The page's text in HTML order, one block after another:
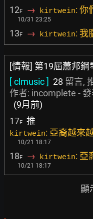
12F → kirtwein: 你
10/31 23:25
13F → kirtwein: 我
[情報] 第19屆蕭邦鋼
[ clmusic ] 28 留言,
作者: incomplete -
(9月前)
17F 推
kirtwein: 亞裔越來
10/21 18:17
18F → kirtwein: 亞
10/21 18:17
顯